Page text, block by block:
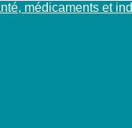
médicaments et